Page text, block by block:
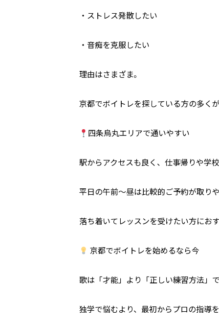
・ストレス発散したい
・音痴を克服したい
理由はさまざま。
京都でボイトレを探している方の多く
四条烏丸エリアで通いやすい
駅からアクセスも良く、仕事帰りや学
平日の午前〜昼は比較的ご予約が取りや
落ち着いてレッスンを受けたい方にお
京都でボイトレを始めるなら今
歌は「才能」より「正しい練習方法」で
独学で悩むより、最初からプロの指導